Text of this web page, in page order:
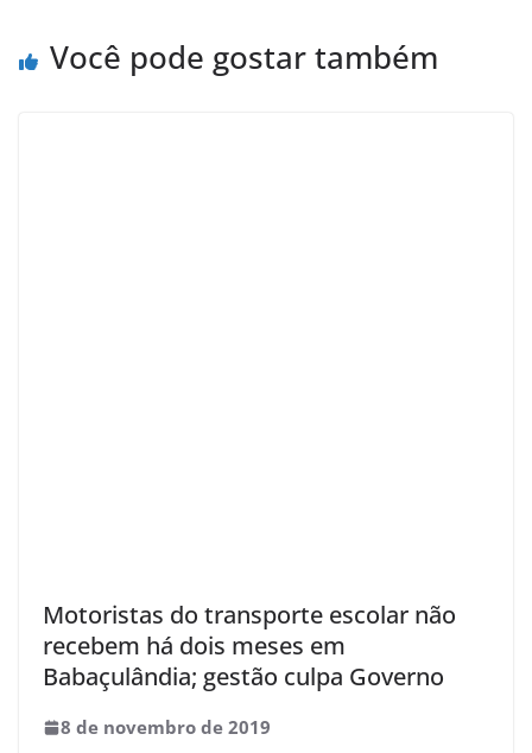
Você pode gostar também
Motoristas do transporte escolar não
recebem há dois meses em
Babaçulândia; gestão culpa Governo
8 de novembro de 2019